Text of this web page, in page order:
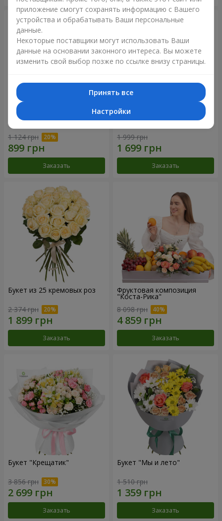
Букет "Времена года"
1 124 грн
Заказать
Букет из 21 кремовой розы
1 999 грн
Заказать
Букет из 25 кремовых роз
2 374 грн
Заказать
Фруктовая композиция
"Коста-Рика"
8 098 грн
Заказать
Букет "Крещатик"
3 856 грн
Заказать
Букет "Мы и лето"
1 510 грн
Заказать
приложение смогут сохранять информацию с Вашего
устройства и обрабатывать Ваши персональные
данные.
Некоторые поставщики могут использовать Ваши
данные на основании законного интереса. Вы можете
изменить свой выбор позже по ссылке внизу страницы.
Принять все
Настройки